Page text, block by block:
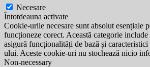
Necesare
Întotdeauna activate
Cookie-urile necesare sunt absolut esențiale
funcționeze corect. Această categorie
asigură funcționalități de bază și caracteristici
ului. Aceste cookie-uri nu stochează nicio
Non-necessary